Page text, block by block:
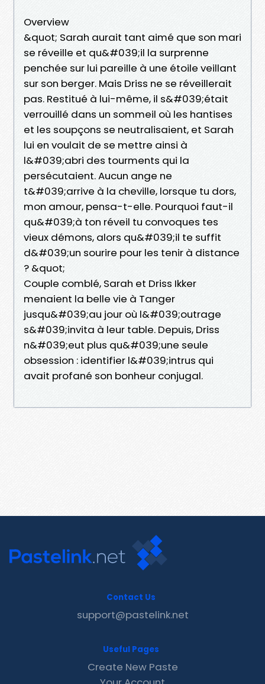
Overview
&quot; Sarah aurait tant aimé que son mari
se réveille et qu&#039;il la surprenne
penchée sur lui pareille à une étoile veillant
sur son berger. Mais Driss ne se réveillerait
pas. Restitué à lui-même, il s&#039;était
verrouillé dans un sommeil où les hantises
et les soupçons se neutralisaient, et Sarah
lui en voulait de se mettre ainsi à
l&#039;abri des tourments qui la
persécutaient. Aucun ange ne
t&#039;arrive à la cheville, lorsque tu dors,
mon amour, pensa-t-elle. Pourquoi faut-il
qu&#039;à ton réveil tu convoques tes
vieux démons, alors qu&#039;il te suffit
d&#039;un sourire pour les tenir à distance
? &quot;
Couple comblé, Sarah et Driss Ikker
menaient la belle vie à Tanger
jusqu&#039;au jour où l&#039;outrage
s&#039;invita à leur table. Depuis, Driss
n&#039;eut plus qu&#039;une seule
obsession : identifier l&#039;intrus qui
avait profané son bonheur conjugal.
Contact Us
support@pastelink.net
Useful Pages
Create New Paste